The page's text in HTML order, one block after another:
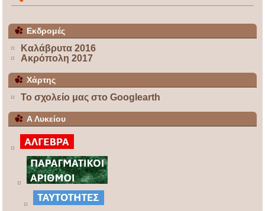
Εκδρομές
Καλάβρυτα 2016
Ακρόπολη 2017
Χάρτης
Το σχολείο μας στο Googlearth
Α Λυκείου